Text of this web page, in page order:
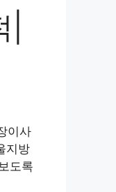
이사
지방
도록